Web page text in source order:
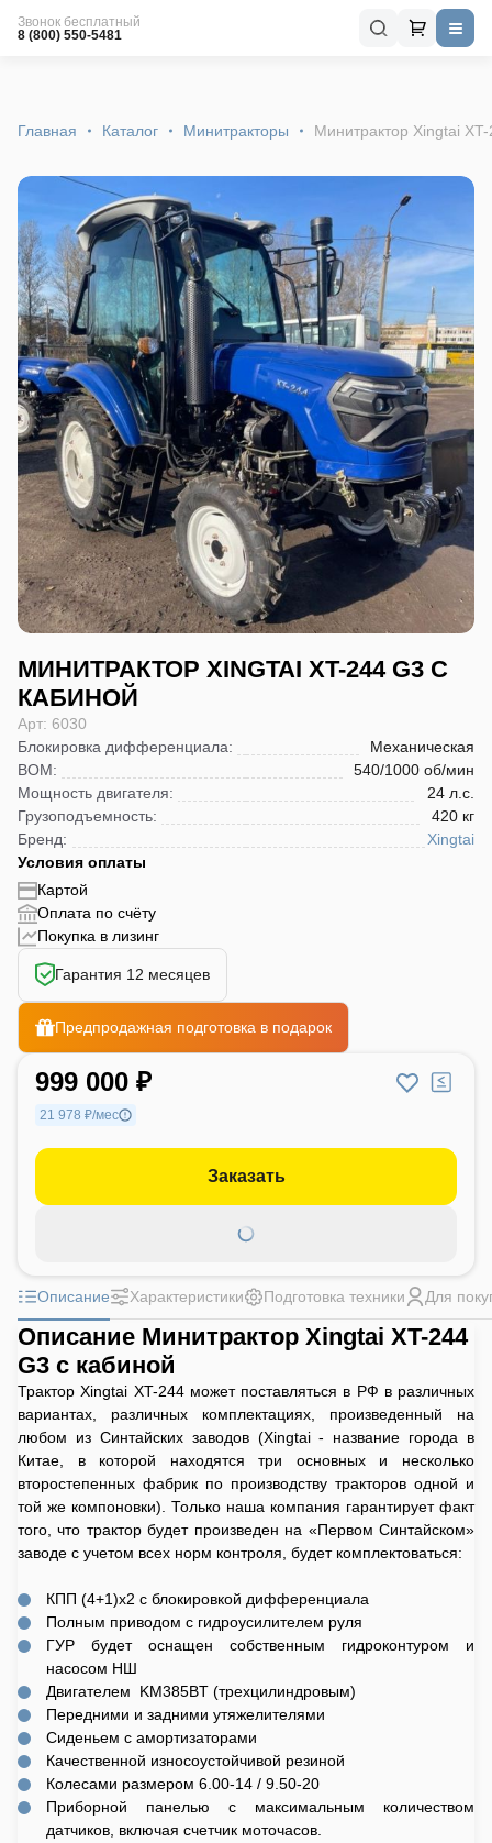
Звонок бесплатный
8 (800) 550-5481
Главная Каталог Минитракторы Минитрактор Xingtai
МИНИТРАКТОР XINGTAI XT-244 G3 С
КАБИНОЙ
Арт: 6030
Блокировка дифференциала:
Механическая
ВОМ:
540/1000 об/мин
Мощность двигателя:
24 л.с.
Грузоподъемность:
420 кг
Бренд:
Xingtai
Условия оплаты
Картой
Оплата по счёту
Покупка в лизинг
Гарантия 12 месяцев
Предпродажная подготовка в подарок
999 000 ₽
21 978 ₽/мес
Заказать
Описание Характеристики Подготовка техники Для
Описание Минитрактор Xingtai XT-244
G3 с кабиной
Трактор Xingtai XT-244 может поставляться в РФ в различных
вариантах, различных комплектациях, произведенный на
любом из Синтайских заводов (Xingtai - название города в
Китае, в которой находятся три основных и несколько
второстепенных фабрик по производству тракторов одной и
той же компоновки). Только наша компания гарантирует факт
того, что трактор будет произведен на «Первом Синтайском»
заводе с учетом всех норм контроля, будет комплектоваться:
КПП (4+1)x2 с блокировкой дифференциала
Полным приводом с гидроусилителем руля
ГУР будет оснащен собственным гидроконтуром и
насосом НШ
Двигателем KM385BT (трехцилиндровым)
Передними и задними утяжелителями
Сиденьем с амортизаторами
Качественной износоустойчивой резиной
Колесами размером 6.00-14 / 9.50-20
Приборной панелью с максимальным количеством
датчиков, включая счетчик моточасов.